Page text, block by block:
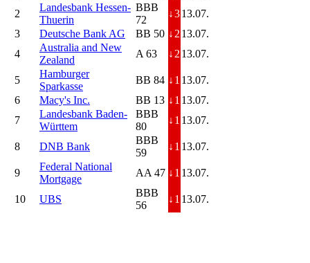
2
Landesbank Hessen-
Thuerin
BBB
72
↓313.07.
3
Deutsche Bank AG BB 50 ↓ 2 13.07.
4
Australia and New
Zealand
A 63 ↓ 2 13.07.
5
Hamburger
Sparkasse
BB 84 ↓ 1 13.07.
6
Macy's Inc. BB 13 ↓ 1 13.07.
7
Landesbank Baden-
Württem
BBB
80
↓ 1 13.07.
8 DNB Bank
BBB
59
↓ 1 13.07.
9
Federal National
Mortgage
AA 47 ↓ 1 13.07.
10 UBS
BBB
56
↓ 1 13.07.